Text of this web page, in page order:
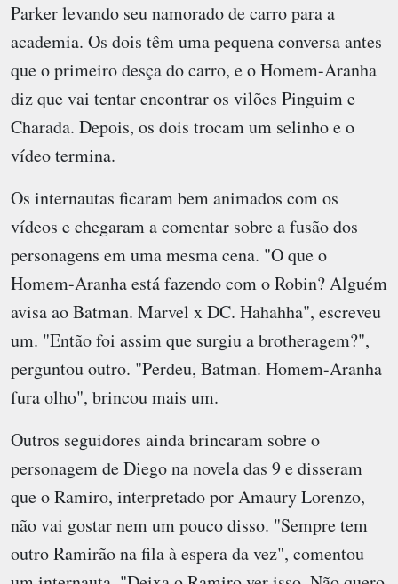
Parker levando seu namorado de carro para a
academia. Os dois têm uma pequena conversa antes
que o primeiro desça do carro, e o Homem-Aranha
diz que vai tentar encontrar os vilões Pinguim e
Charada. Depois, os dois trocam um selinho e o
vídeo termina.
Os internautas ficaram bem animados com os
vídeos e chegaram a comentar sobre a fusão dos
personagens em uma mesma cena. "O que o
Homem-Aranha está fazendo com o Robin? Alguém
avisa ao Batman. Marvel x DC. Hahahha", escreveu
um. "Então foi assim que surgiu a brotheragem?",
perguntou outro. "Perdeu, Batman. Homem-Aranha
fura olho", brincou mais um.
Outros seguidores ainda brincaram sobre o
personagem de Diego na novela das 9 e disseram
que o Ramiro, interpretado por Amaury Lorenzo,
não vai gostar nem um pouco disso. "Sempre tem
outro Ramirão na fila à espera da vez", comentou